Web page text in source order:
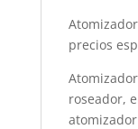
precios
roseador,